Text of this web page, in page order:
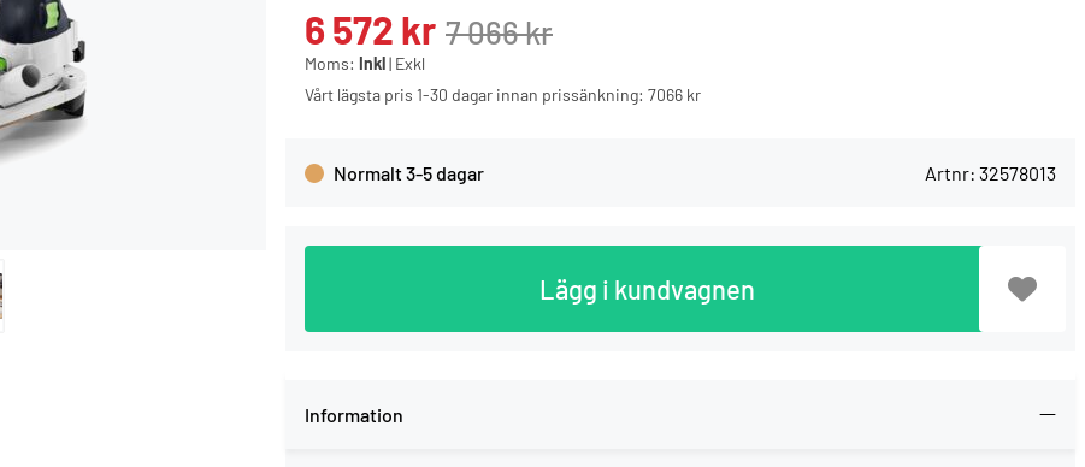
7 066kr
6 572 kr
Moms: Inkl| Exkl
Vårt lägsta pris 1-30 dagar innan prissänkning: 7066 kr
Normalt 3-5 dagar Artnr: 32578013
Lägg i kundvagnen
Information